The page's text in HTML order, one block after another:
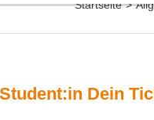
Startseite >
Dein